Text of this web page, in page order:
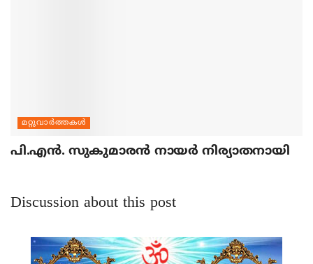
മറ്റുവാര്‍ത്തകള്‍
പി.എന്‍. സുകുമാരന്‍ നായര്‍ നിര്യാതനായി
Discussion about this post